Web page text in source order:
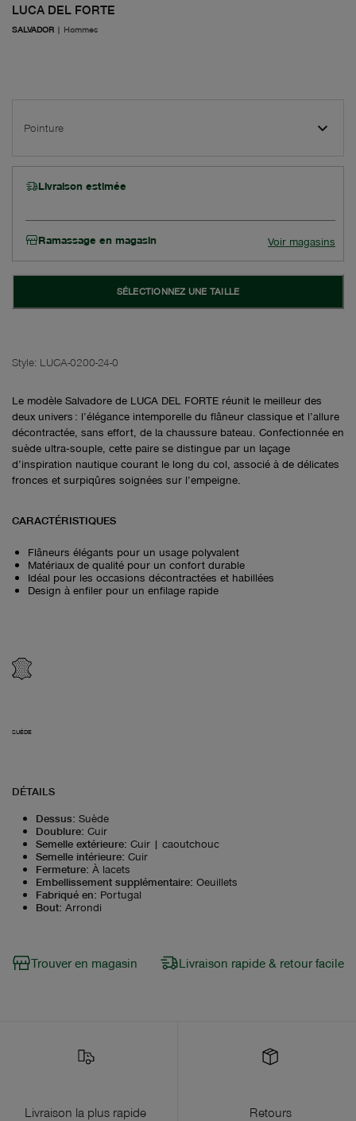
LUCA DEL FORTE
SALVADOR | Hommes
Pointure
Livraison estimée
Ramassage en magasin Voir magasins
SÉLECTIONNEZ UNE TAILLE
Style: LUCA-0200-24-0
Le modèle Salvadore de LUCA DEL FORTE réunit le meilleur des
deux univers : l’élégance intemporelle du flâneur classique et l’allure
décontractée, sans effort, de la chaussure bateau. Confectionnée en
suède ultra‑souple, cette paire se distingue par un laçage
d’inspiration nautique courant le long du col, associé à de délicates
fronces et surpiqûres soignées sur l’empeigne.
CARACTÉRISTIQUES
Flâneurs élégants pour un usage polyvalent
Matériaux de qualité pour un confort durable
Idéal pour les occasions décontractées et habillées
Design à enfiler pour un enfilage rapide
SUÈDE
DÉTAILS
Dessus: Suède
Doublure: Cuir
Semelle extérieure: Cuir | caoutchouc
Semelle intérieure: Cuir
Fermeture: À lacets
Embellissement supplémentaire: Oeuillets
Fabriqué en: Portugal
Bout: Arrondi
Trouver en magasin Livraison rapide & retour facile
Livraison la plus rapide
Retours